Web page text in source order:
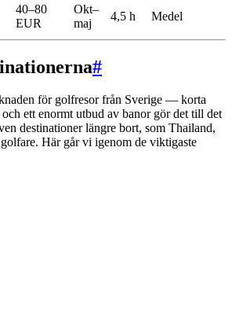
40–80
EUR
Okt–
maj
4,5 h Medel
#
för golfresor från Sverige — korta
ett enormt utbud av banor gör det till det
destinationer längre bort, som Thailand,
Här går vi igenom de viktigaste